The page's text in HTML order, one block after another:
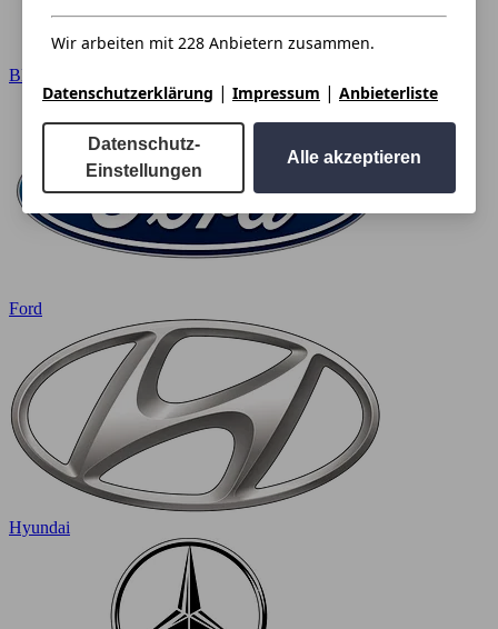
BMW
Ford
Hyundai
Wir arbeiten mit 228 Anbietern zusammen.
Datenschutzerklärung | Impressum | Anbieterliste
Datenschutz-
Einstellungen
Alle akzeptieren